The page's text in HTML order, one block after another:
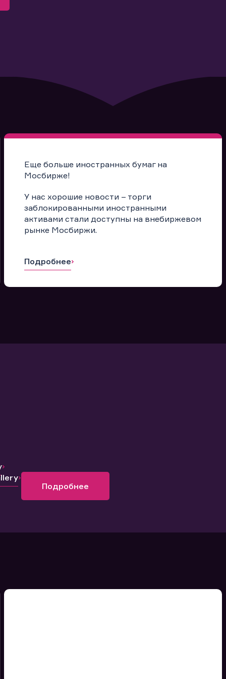
Еще больше иностранных бумаг на
Мосбирже!
У нас хорошие новости – торги
заблокированными иностранными
активами стали доступны на внебиржевом
рынке Мосбиржи.
Подробнее
Подробнее